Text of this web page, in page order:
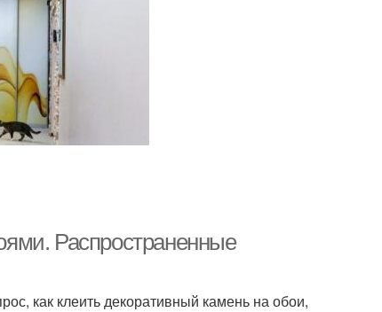
Распространенные
как клеить декоративный камень на обои,